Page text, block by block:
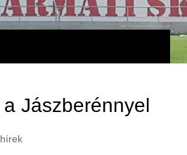
Jászberénnyel